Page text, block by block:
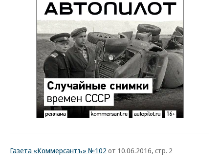
Газета «Коммерсантъ» №102 от 10.06.2016, стр. 2